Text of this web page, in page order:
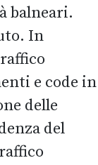
balneari.
In
e code in
delle
del